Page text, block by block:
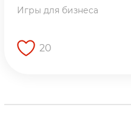
Игры для бизнеса
20